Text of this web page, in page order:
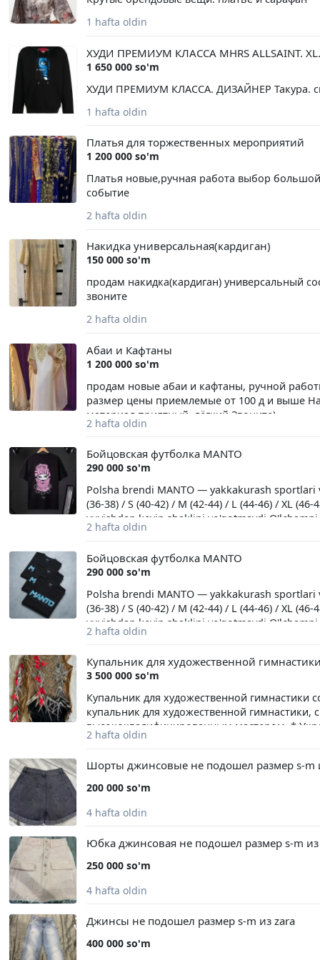
bekatiga (sobiq S. Rahimov metro bekatiga)
qiling: +998 (71) 279-05-25
1 hafta oldin
ХУДИ ПРЕМИУМ КЛАССА MHRS ALLSAINT.
1 650 000 so'm
ХУДИ ПРЕМИУМ КЛАССА. ДИЗАЙНЕР Такура.
1 hafta oldin
Платья для торжественных мероприятий
1 200 000 so'm
Платья новые,ручная работа выбор
событие
2 hafta oldin
Накидка универсальная(кардиган)
150 000 so'm
продам накидка(кардиган) универсальный
звоните
2 hafta oldin
Абаи и Кафтаны
1 200 000 so'm
продам новые абаи и кафтаны, ручной
размер цены приемлемые от 100 д и выше
материал приятный, лёгкий.Звоните)
2 hafta oldin
Бойцовская футболка MANTO
290 000 so'm
Polsha brendi MANTO — yakkakurash
(36-38) / S (40-42) / M (42-44) / L (44-46) / XL
yuvishdan keyin shaklini yo'qotmaydi
(Польша) Польский бренд MANTO —
плотный дышащий хлопок,не теряет форму
2 hafta oldin
Бойцовская футболка MANTO
290 000 so'm
Polsha brendi MANTO — yakkakurash
(36-38) / S (40-42) / M (42-44) / L (44-46) / XL
yuvishdan keyin shaklini yo'qotmaydi
(Польша) Польский бренд MANTO —
плотный дышащий хлопок,не теряет форму
2 hafta oldin
Купальник для художественной
3 500 000 so'm
Купальник для художественной
купальник для художественной
высококвалифицированным мастером. *
500 оригинальных кристаллов Swarovski®.
раз на соревнованиях. * В отличном
сверкает под светом на соревнованиях. *
2 hafta oldin
Шорты джинсовые не подошел размер s-m
200 000 so'm
4 hafta oldin
Юбка джинсовая не подошел размер s-m из
250 000 so'm
4 hafta oldin
Джинсы не подошел размер s-m из zara
400 000 so'm